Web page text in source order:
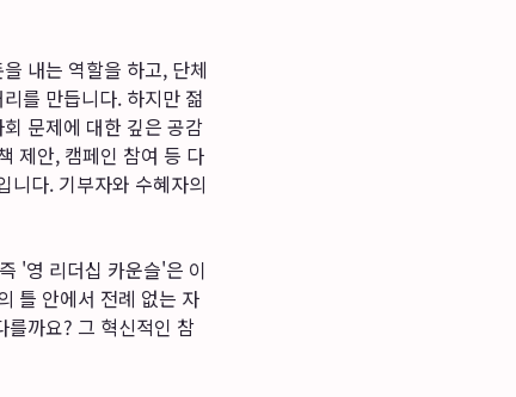
내는 역할을 하고, 단체
를 만듭니다. 하지만 젊
문제에 대한 깊은 공감
제안, 캠페인 참여 등 다
니다. 기부자와 수혜자의
'영 리더십 카운슬'은 이
틀 안에서 전례 없는 자
를까요? 그 혁신적인 참